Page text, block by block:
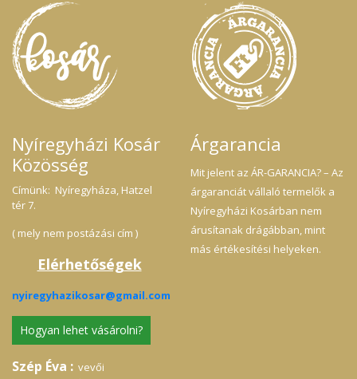
Nyíregyházi Kosár
Közösség
Címünk: Nyíregyháza, Hatzel
tér 7.
( mely nem postázási cím )
Elérhetőségek
nyiregyhazikosar@gmail.com
Hogyan lehet vásárolni?
Szép Éva : vevői
Árgarancia
Mit jelent az ÁR-GARANCIA? – Az
árgaranciát vállaló termelők a
Nyíregyházi Kosárban nem
árusítanak drágábban, mint
más értékesítési helyeken.